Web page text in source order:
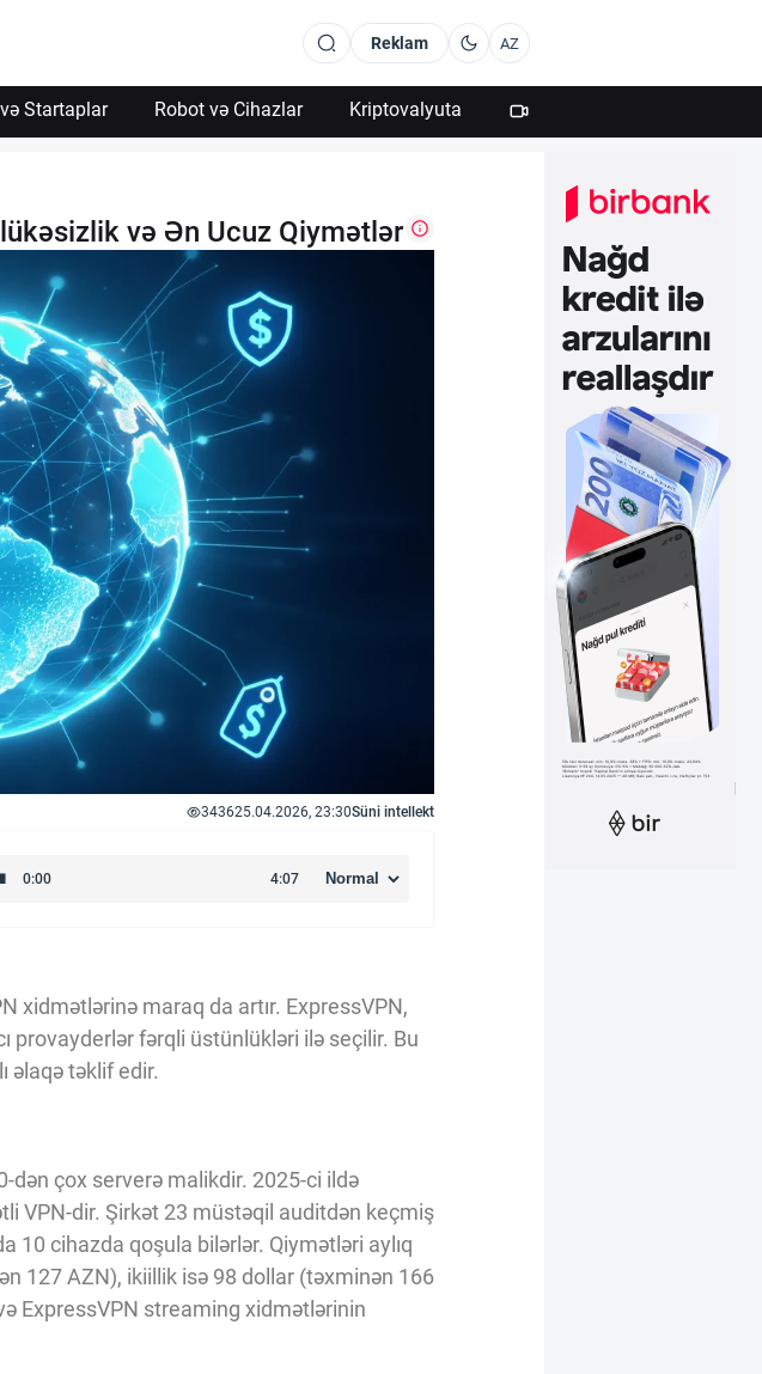
Reklam AZ
Startaplar Robot və Cihazlar Kriptovalyuta
və Ən Ucuz Qiymətlər
343625.04.2026, 23:30Süni intellekt
xidmətlərinə maraq da artır. ExpressVPN,
provayderlər fərqli üstünlükləri ilə seçilir. Bu
əlaqə təklif edir.
dən çox serverə malikdir. 2025-ci ildə
VPN-dir. Şirkət 23 müstəqil auditdən keçmiş
10 cihazda qoşula bilərlər. Qiymətləri aylıq
127 AZN), ikiillik isə 98 dollar (təxminən 166
ExpressVPN streaming xidmətlərinin